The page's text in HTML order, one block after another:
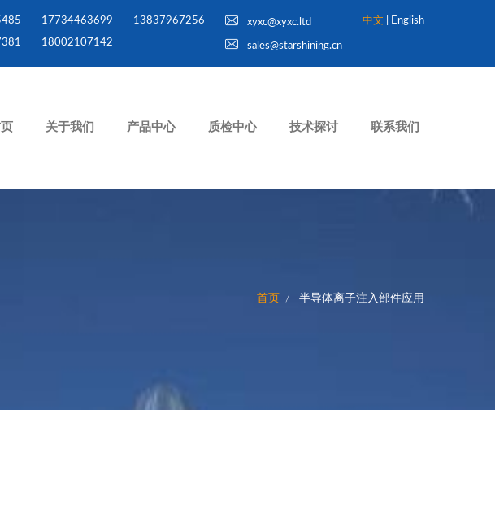
17734463699
18002107142
13837967256 xyxc@xyxc.ltd
sales@starshining.cn
中文 English
关于我们 产品中心 质检中心 技术探讨 联系我们
首页 半导体离子注入部件应用